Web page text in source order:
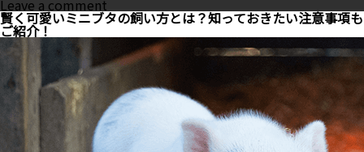
Leave a comment
可
愛
い
フ
ク
ロ
モ
モ
ン
ガ
の
賢く可愛いミニブタの飼い方とは？知っておきたい注意事項も
ご紹介！